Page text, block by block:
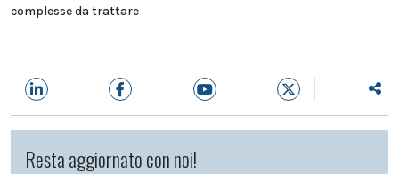
complesse da trattare
Resta aggiornato con noi!